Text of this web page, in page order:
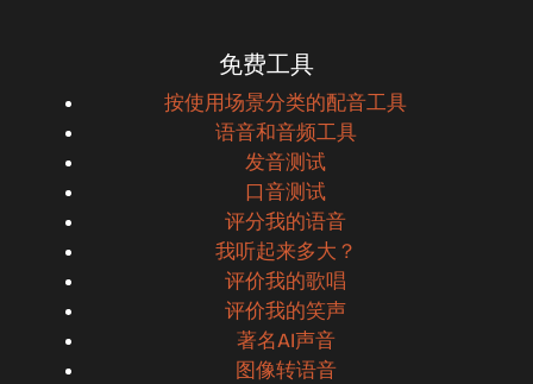
免费工具
按使用场景分类的配音工具
语音和音频工具
发音测试
口音测试
评分我的语音
我听起来多大？
评价我的歌唱
评价我的笑声
著名AI声音
图像转语音